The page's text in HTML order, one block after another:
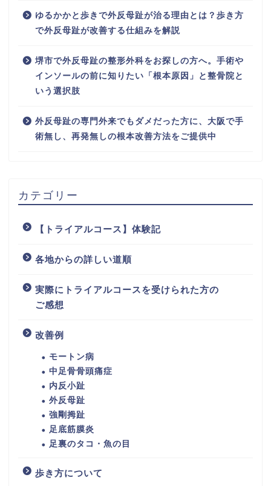
ゆるかかと歩きで外反母趾が治る理由とは？歩き方
で外反母趾が改善する仕組みを解説
堺市で外反母趾の整形外科をお探しの方へ。手術や
インソールの前に知りたい「根本原因」と整骨院と
いう選択肢
外反母趾の専門外来でもダメだった方に、大阪で手
術無し、再発無しの根本改善方法をご提供中
カテゴリー
【トライアルコース】体験記
各地からの詳しい道順
実際にトライアルコースを受けられた方の
ご感想
改善例
モートン病
中足骨骨頭痛症
内反小趾
外反母趾
強剛拇趾
足底筋膜炎
足裏のタコ・魚の目
歩き方について